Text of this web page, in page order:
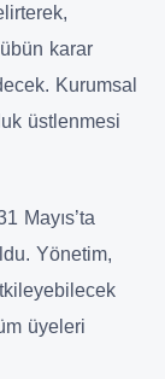
karar
Kurumsal
üstlenmesi
Mayıs’ta
Yönetim,
üyeleri